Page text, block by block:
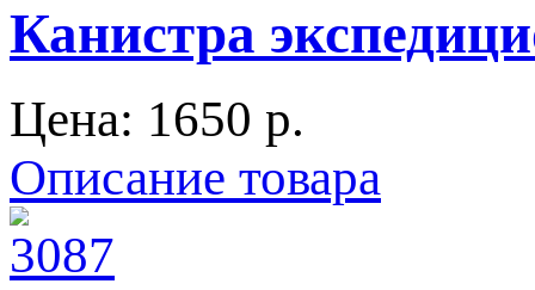
Канистра
Цена: 1650 p.
Описание товара